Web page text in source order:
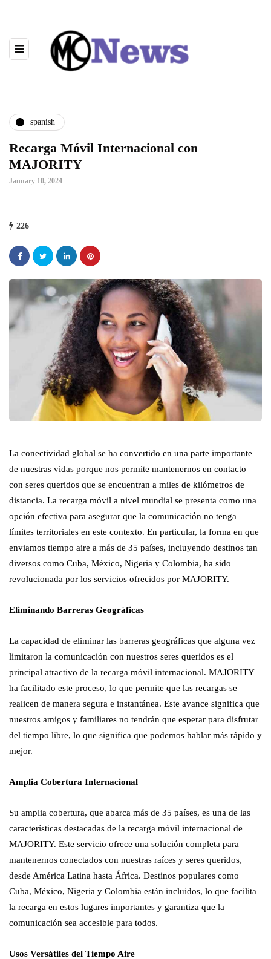
spanish
Recarga Móvil Internacional con
MAJORITY
January 10, 2024
226
La conectividad global se ha convertido en una parte importante
de nuestras vidas porque nos permite mantenernos en contacto
con seres queridos que se encuentran a miles de kilómetros de
distancia. La recarga móvil a nivel mundial se presenta como una
opción efectiva para asegurar que la comunicación no tenga
límites territoriales en este contexto. En particular, la forma en que
enviamos tiempo aire a más de 35 países, incluyendo destinos tan
diversos como Cuba, México, Nigeria y Colombia, ha sido
revolucionada por los servicios ofrecidos por MAJORITY.
Eliminando Barreras Geográficas
La capacidad de eliminar las barreras geográficas que alguna vez
limitaron la comunicación con nuestros seres queridos es el
principal atractivo de la recarga móvil internacional. MAJORITY
ha facilitado este proceso, lo que permite que las recargas se
realicen de manera segura e instantánea. Este avance significa que
nuestros amigos y familiares no tendrán que esperar para disfrutar
del tiempo libre, lo que significa que podemos hablar más rápido y
mejor.
Amplia Cobertura Internacional
Su amplia cobertura, que abarca más de 35 países, es una de las
características destacadas de la recarga móvil internacional de
MAJORITY. Este servicio ofrece una solución completa para
mantenernos conectados con nuestras raíces y seres queridos,
desde América Latina hasta África. Destinos populares como
Cuba, México, Nigeria y Colombia están incluidos, lo que facilita
la recarga en estos lugares importantes y garantiza que la
comunicación sea accesible para todos.
Usos Versátiles del Tiempo Aire